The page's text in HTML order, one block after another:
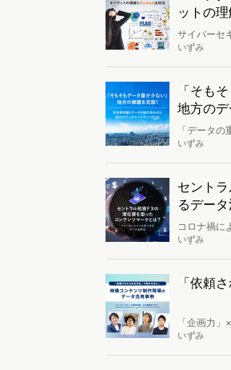
ットの
サイバーセ
ことがない
ットの理解
マーケテ
した。
いずみ
「そも
地方の
「データ
か。地方に
ケティング
いずみ
セント
るデー
コロナ禍に
か。そのニ
について、
いずみ
「依頼
「企画力
提案におけ
いずみ